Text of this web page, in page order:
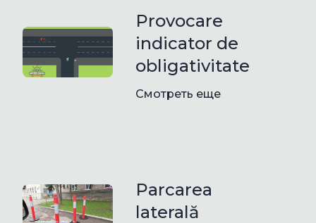
Provocare
indicator de
obligativitate
Смотреть еще
Parcarea
laterală